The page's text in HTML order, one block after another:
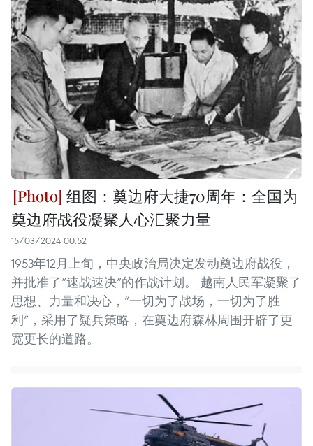
组图：奠边府大捷70周年：全国为
奠边府战役凝聚人心汇聚力量
15/03/2024 00:52
1953年12月上旬，中央政治局决定发动奠边府战役，
并批准了“速战速决”的作战计划。 越南人民军凝聚了
思想、力量和决心，“一切为了战场，一切为了胜
利”，采用了疑兵策略，在奠边府森林周围开辟了更
宽更长的道路。